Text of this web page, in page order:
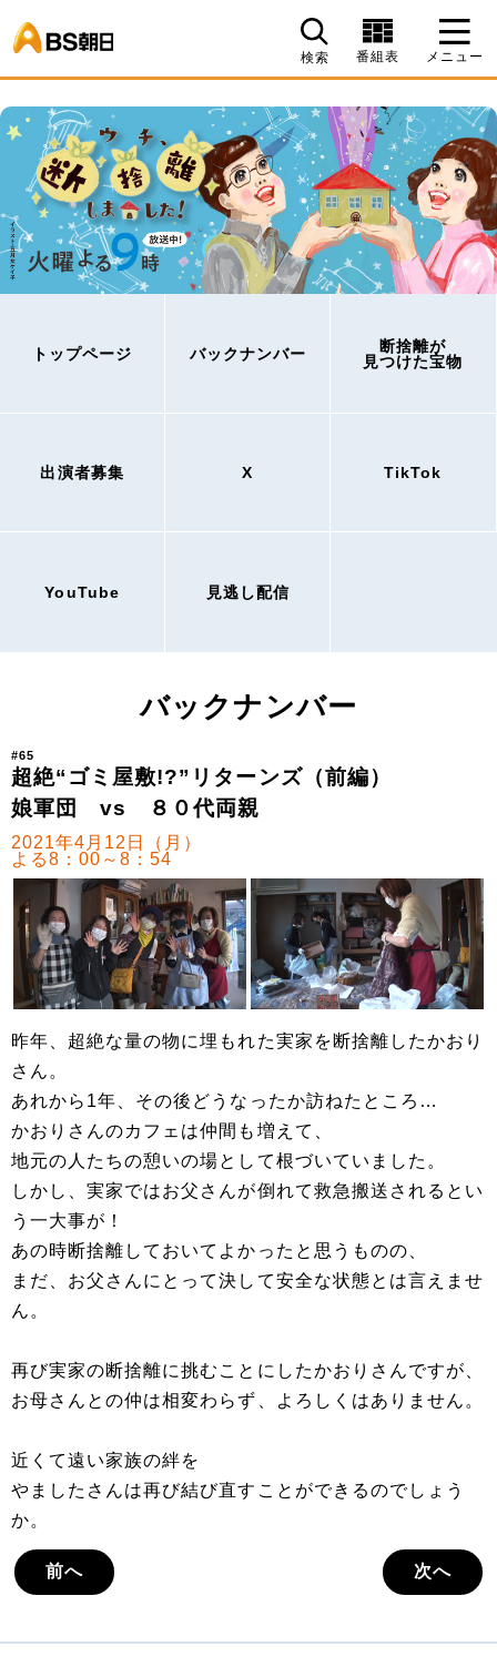
検索 番組表 メニュー
トップページ バックナンバー
断捨離が
見つけた宝物
出演者募集 X TikTok
YouTube 見逃し配信
バックナンバー
#65
超絶“ゴミ屋敷!?”リターンズ（前編）
娘軍団 vs ８０代両親
2021年4月12日（月）
よる8：00～8：54
昨年、超絶な量の物に埋もれた実家を断捨離したかおり
さん。
あれから1年、その後どうなったか訪ねたところ…
かおりさんのカフェは仲間も増えて、
地元の人たちの憩いの場として根づいていました。
しかし、実家ではお父さんが倒れて救急搬送されるとい
う一大事が！
あの時断捨離しておいてよかったと思うものの、
まだ、お父さんにとって決して安全な状態とは言えませ
ん。
再び実家の断捨離に挑むことにしたかおりさんですが、
お母さんとの仲は相変わらず、よろしくはありません。
近くて遠い家族の絆を
やましたさんは再び結び直すことができるのでしょう
か。
前へ 次へ